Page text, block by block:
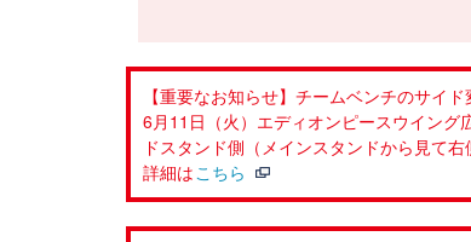
【重要なお知らせ】チームベンチのサイ
6月11日（火）エディオンピースウイング
ドスタンド側（メインスタンドから見て
詳細はこちら